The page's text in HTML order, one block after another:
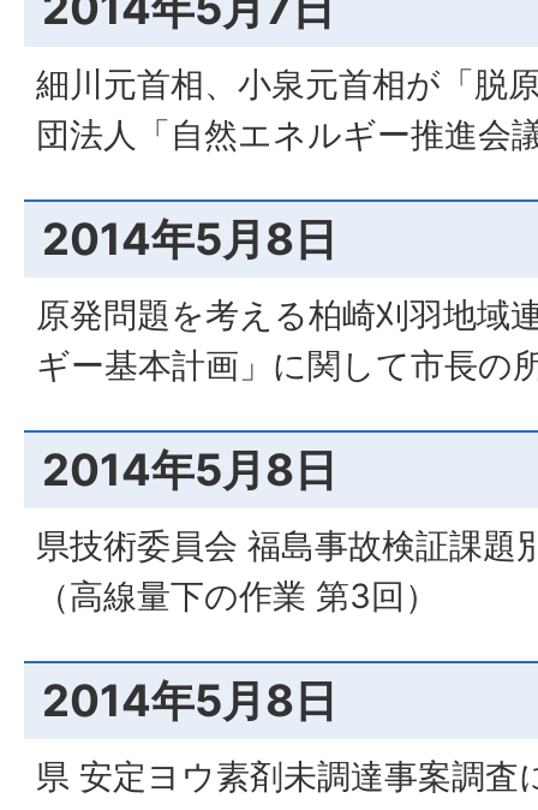
細川元首相、小泉元首相が「脱
団法人「自然エネルギー推進会
2014年5月8日
原発問題を考える柏崎刈羽地域
ギー基本計画」に関して市長の
2014年5月8日
県技術委員会 福島事故検証課題
（高線量下の作業 第3回）
2014年5月8日
県 安定ヨウ素剤未調達事案調査